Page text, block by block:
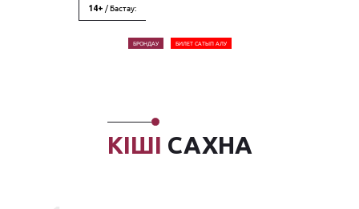
14+ / Бастау:
БРОНДАУ БИЛЕТ САТЫП АЛУ
КІШІ САХНА